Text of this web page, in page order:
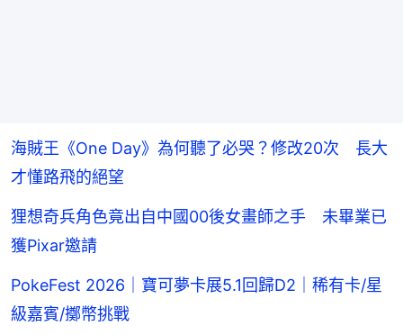
海賊王《One Day》為何聽了必哭？修改20次 長大
才懂路飛的絕望
狸想奇兵角色竟出自中國00後女畫師之手 未畢業已
獲Pixar邀請
PokeFest 2026｜寶可夢卡展5.1回歸D2｜稀有卡/星
級嘉賓/擲幣挑戰